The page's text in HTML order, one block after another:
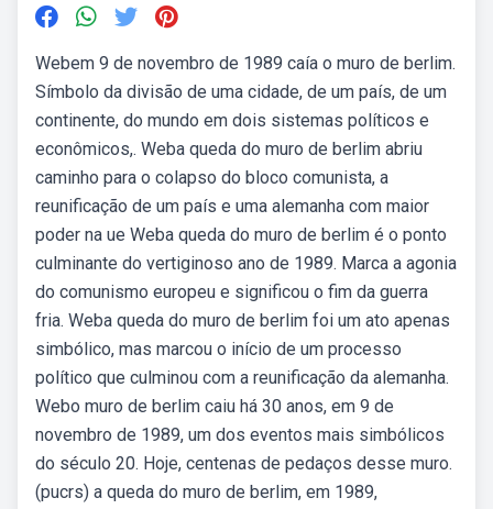
Webem 9 de novembro de 1989 caía o muro de berlim.
Símbolo da divisão de uma cidade, de um país, de um
continente, do mundo em dois sistemas políticos e
econômicos,. Weba queda do muro de berlim abriu
caminho para o colapso do bloco comunista, a
reunificação de um país e uma alemanha com maior
poder na ue Weba queda do muro de berlim é o ponto
culminante do vertiginoso ano de 1989. Marca a agonia
do comunismo europeu e significou o fim da guerra
fria. Weba queda do muro de berlim foi um ato apenas
simbólico, mas marcou o início de um processo
político que culminou com a reunificação da alemanha.
Webo muro de berlim caiu há 30 anos, em 9 de
novembro de 1989, um dos eventos mais simbólicos
do século 20. Hoje, centenas de pedaços desse muro.
(pucrs) a queda do muro de berlim, em 1989,